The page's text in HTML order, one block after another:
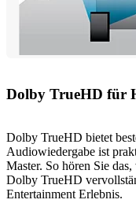
Dolby TrueHD für
Dolby TrueHD bietet
Audiowiedergabe ist
Master. So hören Sie
Dolby TrueHD
Entertainment Erlebnis.